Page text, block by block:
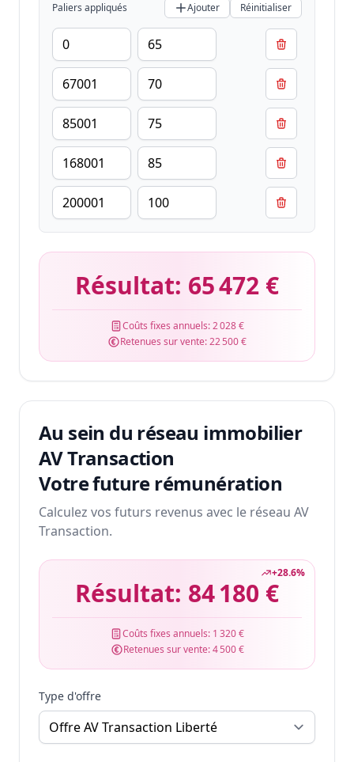
Paliers appliqués Ajouter Réinitialiser
Résultat: 65 472 €
Coûts fixes annuels:2 028 €
Retenues sur vente:22 500 €
Au sein du réseau immobilier
AV Transaction
Votre future rémunération
Calculez vos futurs revenus avec le réseau AV
Transaction.
+28.6%
Résultat: 84 180 €
Coûts fixes annuels: 1 320 €
Retenues sur vente:4 500 €
Type d'offre